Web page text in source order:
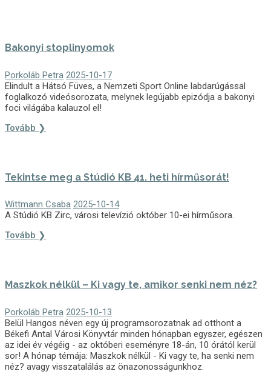
Bakonyi stoplinyomok
Porkoláb Petra 2025-10-17
Elindult a Hátsó Füves, a Nemzeti Sport Online labdarúgással
foglalkozó videósorozata, melynek legújabb epizódja a bakonyi
foci világába kalauzol el!
Tovább ❯
Tekintse meg a Stúdió KB 41. heti hírműsorát!
Wittmann Csaba 2025-10-14
A Stúdió KB Zirc, városi televízió október 10-ei hírműsora.
Tovább ❯
Maszkok nélkül – Ki vagy te, amikor senki nem néz?
Porkoláb Petra 2025-10-13
Belül Hangos néven egy új programsorozatnak ad otthont a
Békefi Antal Városi Könyvtár minden hónapban egyszer, egészen
az idei év végéig - az októberi eseményre 18-án, 10 órától kerül
sor! A hónap témája: Maszkok nélkül - Ki vagy te, ha senki nem
néz? avagy visszatalálás az önazonosságunkhoz.